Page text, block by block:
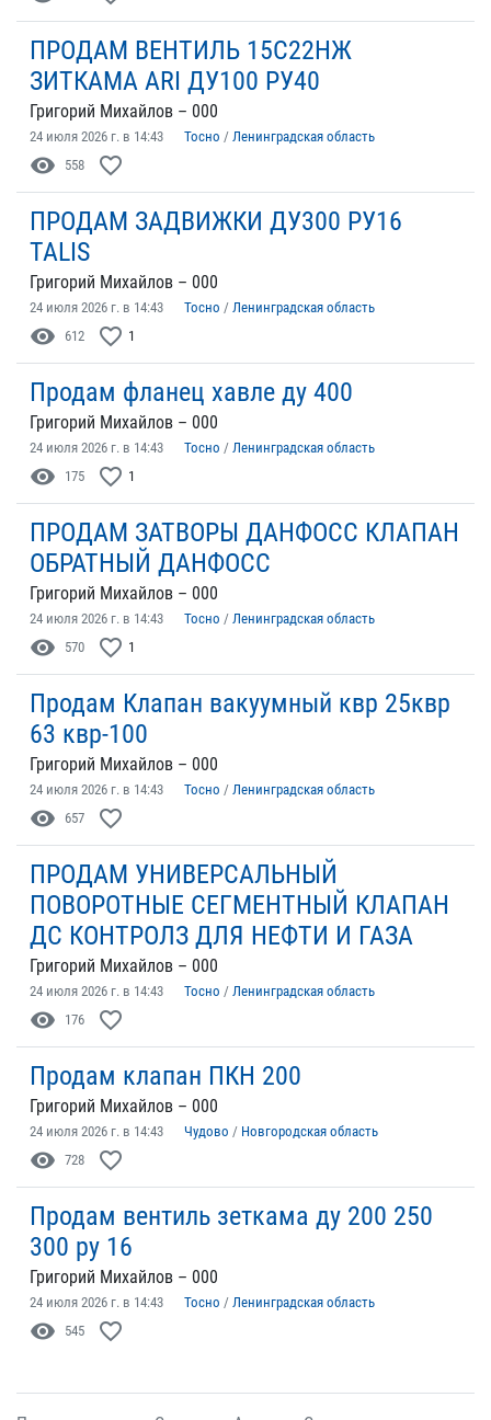
ПРОДАМ ВЕНТИЛЬ 15С22НЖ
ЗИТКАМА ARI ДУ100 РУ40
Григорий Михайлов – 000
24 июля 2026 г. в 14:43 Тосно / Ленинградская область
visibility 558 favorite_border
ПРОДАМ ЗАДВИЖКИ ДУ300 РУ16
TALIS
Григорий Михайлов – 000
24 июля 2026 г. в 14:43 Тосно / Ленинградская область
visibility 612 favorite_border 1
Продам фланец хавле ду 400
Григорий Михайлов – 000
24 июля 2026 г. в 14:43 Тосно / Ленинградская область
visibility 175 favorite_border 1
ПРОДАМ ЗАТВОРЫ ДАНФОСС КЛАПАН
ОБРАТНЫЙ ДАНФОСС
Григорий Михайлов – 000
24 июля 2026 г. в 14:43 Тосно / Ленинградская область
visibility 570 favorite_border 1
Продам Клапан вакуумный квр 25квр
63 квр-100
Григорий Михайлов – 000
24 июля 2026 г. в 14:43 Тосно / Ленинградская область
visibility 657 favorite_border
ПРОДАМ УНИВЕРСАЛЬНЫЙ
ПОВОРОТНЫЕ СЕГМЕНТНЫЙ КЛАПАН
ДС КОНТРОЛЗ ДЛЯ НЕФТИ И ГАЗА
Григорий Михайлов – 000
24 июля 2026 г. в 14:43 Тосно / Ленинградская область
visibility 176 favorite_border
Продам клапан ПКН 200
Григорий Михайлов – 000
24 июля 2026 г. в 14:43 Чудово / Новгородская область
visibility 728 favorite_border
Продам вентиль зеткама ду 200 250
300 ру 16
Григорий Михайлов – 000
24 июля 2026 г. в 14:43 Тосно / Ленинградская область
visibility 545 favorite_border